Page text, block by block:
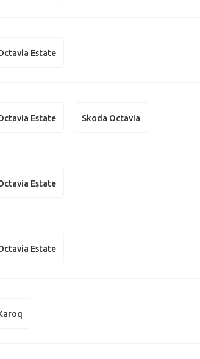
Estate
Estate Skoda Octavia
Estate
Estate